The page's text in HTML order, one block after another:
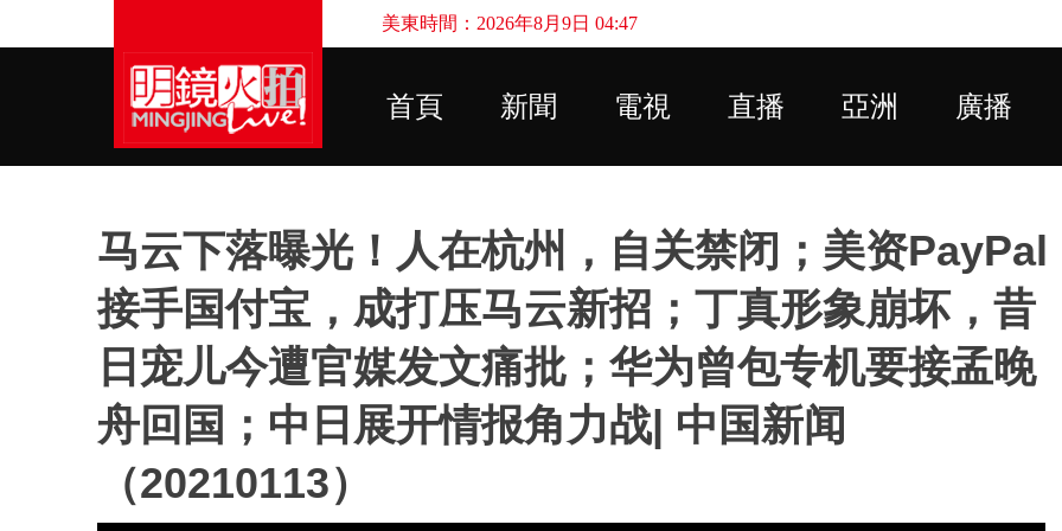
美東時間：2026年8月9日 04:47
首頁 新聞 電視 直播 亞洲 廣播
马云下落曝光！人在杭州，自关禁闭；美资PayPal
接手国付宝，成打压马云新招；丁真形象崩坏，昔
日宠儿今遭官媒发文痛批；华为曾包专机要接孟晚
舟回国；中日展开情报角力战| 中国新闻
（20210113）